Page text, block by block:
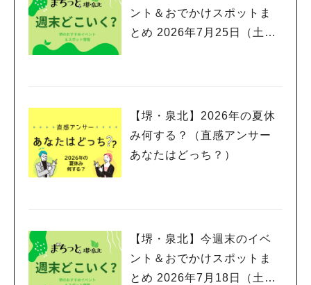
ント＆おでかけスポットま
とめ 2026年7月25日（土）
【堺・泉北】2026年の夏休
み何する？（直感アンサー
あなたはどっち？）
【堺・泉北】今週末のイベ
ント＆おでかけスポットま
とめ 2026年7月18日（土）